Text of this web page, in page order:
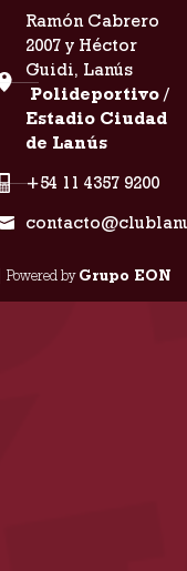
Ramón Cabrero
2007 y Héctor
Guidi, Lanús
Polideportivo /
Estadio Ciudad
de Lanús
+54 11 4357 9200
byGrupo EON